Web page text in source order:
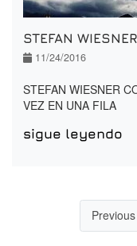
STEFAN
11/24/2016
STEFAN WIESNER
VEZ EN UNA FILA
sigue leyendo
Previous